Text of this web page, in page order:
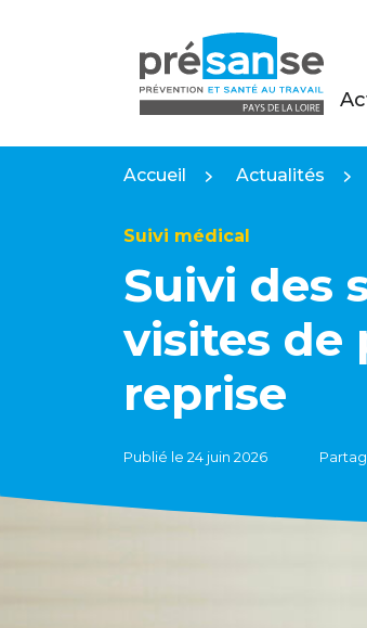
Suivi des
visites de
reprise
Suivi médical
Publié le 24 juin 2026
Accueil Actualités